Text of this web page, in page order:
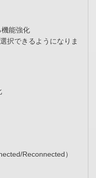
能強化
択できるようになりま
Reconnected）